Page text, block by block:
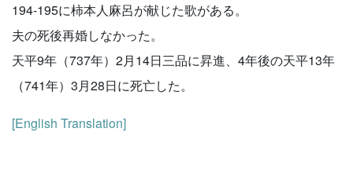
194-195に柿本人麻呂が献じた歌がある。
夫の死後再婚しなかった。
天平9年（737年）2月14日三品に昇進、4年後の天平13年
（741年）3月28日に死亡した。
[English Translation]